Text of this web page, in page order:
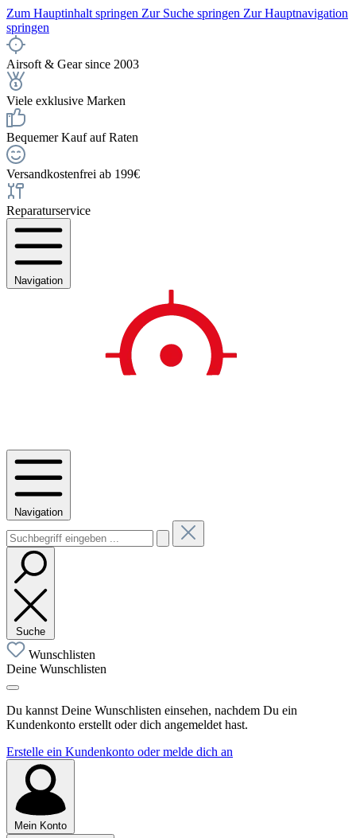
Zum Hauptinhalt springen Zur Suche springen Zur Hauptnavigation
springen
Airsoft & Gear since 2003
Viele exklusive Marken
Bequemer Kauf auf Raten
Versandkostenfrei ab 199€
Reparaturservice
Navigation
Navigation
Suche
Wunschlisten
Deine Wunschlisten
Du kannst Deine Wunschlisten einsehen, nachdem Du ein
Kundenkonto erstellt oder dich angemeldet hast.
Erstelle ein Kundenkonto oder melde dich an
Mein Konto